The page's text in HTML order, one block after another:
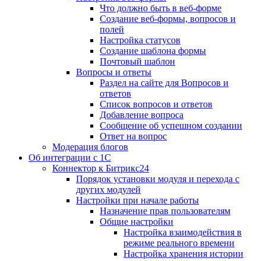
Что должно быть в веб-форме
Создание веб-формы, вопросов и
полей
Настройка статусов
Создание шаблона формы
Почтовый шаблон
Вопросы и ответы
Раздел на сайте для Вопросов и
ответов
Список вопросов и ответов
Добавление вопроса
Сообщение об успешном создании
Ответ на вопрос
Модерация блогов
Об интеграции с 1С
Коннектор к Битрикс24
Порядок установки модуля и перехода с
других модулей
Настройки при начале работы
Назначение прав пользователям
Общие настройки
Настройка взаимодействия в
режиме реального времени
Настройка хранения истории